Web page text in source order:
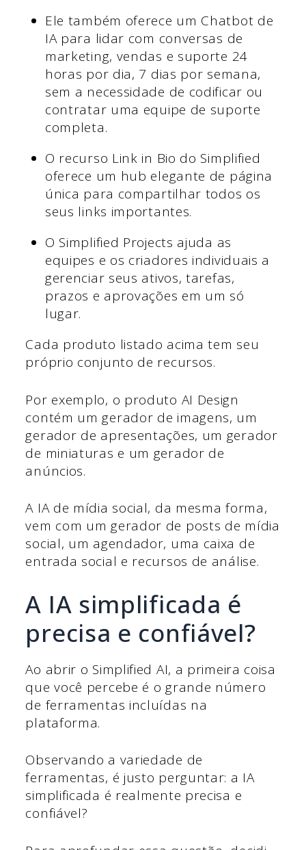
Ele também oferece um Chatbot de
IA para lidar com conversas de
marketing, vendas e suporte 24
horas por dia, 7 dias por semana,
sem a necessidade de codificar ou
contratar uma equipe de suporte
completa.
O recurso Link in Bio do Simplified
oferece um hub elegante de página
única para compartilhar todos os
seus links importantes.
O Simplified Projects ajuda as
equipes e os criadores individuais a
gerenciar seus ativos, tarefas,
prazos e aprovações em um só
lugar.
Cada produto listado acima tem seu
próprio conjunto de recursos.
Por exemplo, o produto AI Design
contém um gerador de imagens, um
gerador de apresentações, um gerador
de miniaturas e um gerador de
anúncios.
A IA de mídia social, da mesma forma,
vem com um gerador de posts de mídia
social, um agendador, uma caixa de
entrada social e recursos de análise.
A IA simplificada é
precisa e confiável?
Ao abrir o Simplified AI, a primeira coisa
que você percebe é o grande número
de ferramentas incluídas na
plataforma.
Observando a variedade de
ferramentas, é justo perguntar: a IA
simplificada é realmente precisa e
confiável?